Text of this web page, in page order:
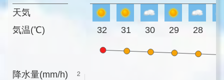
天気
気温(℃)
降水量(mm/h)
32 31 30 29 28